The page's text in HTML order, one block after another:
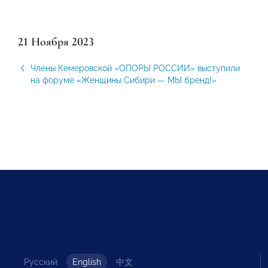
21 Ноября 2023
Члены Кемеровской «ОПОРЫ РОССИИ» выступили
на форуме «Женщины Сибири — МЫ бренд!»
Русский English 中文